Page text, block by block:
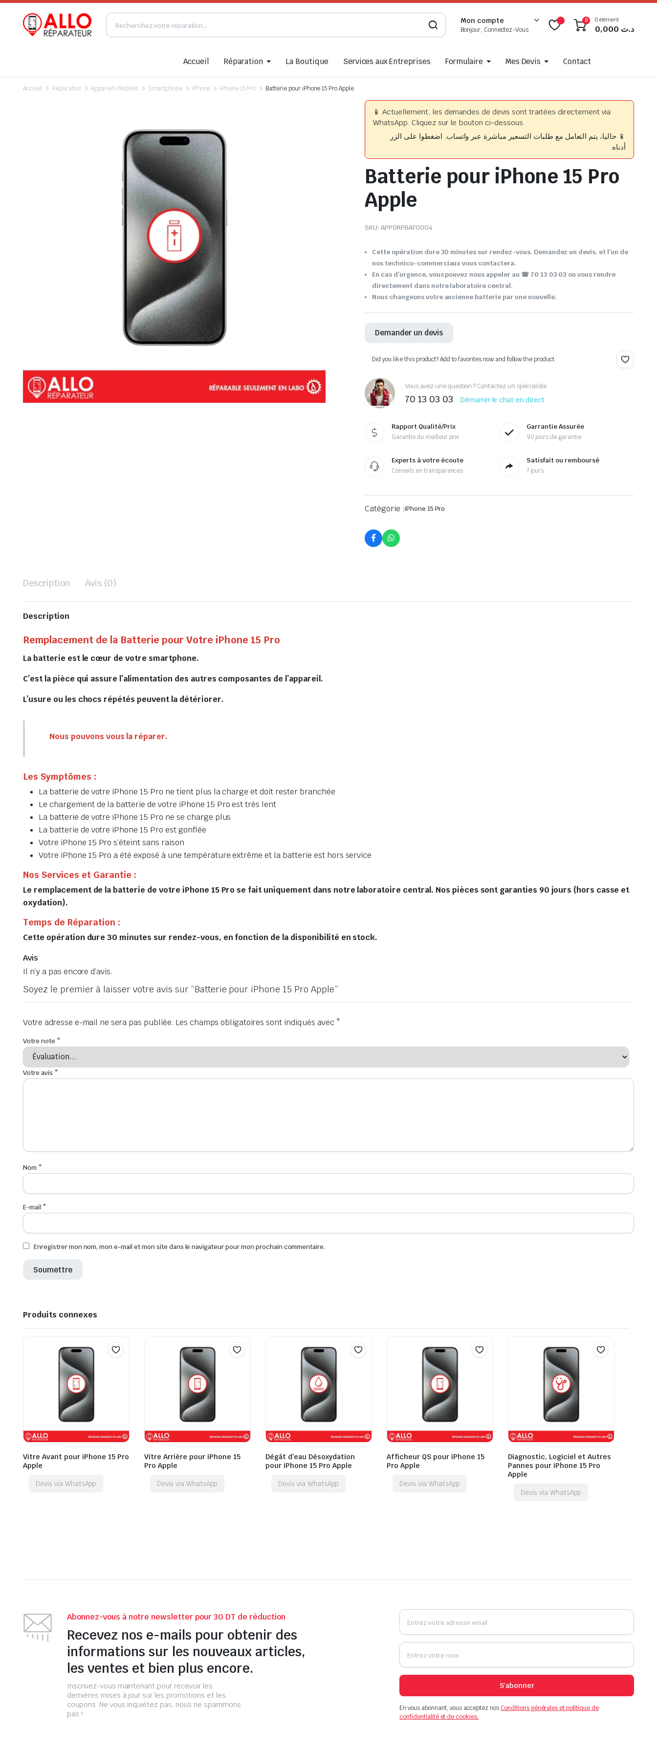
Mon compte
Bonjour, Connectez-Vous
0 0 élément
د.ت
Accueil Réparation La Boutique Services aux Entreprises Formulaire Mes Devis Contact
Accueil Réparation Appareils Mobiles Smartphone iPhone iPhone 15 Pro Batterie pour iPhone 15 Pro Apple
📱 Actuellement, les demandes de devis sont traitées directement via
WhatsApp. Cliquez sur le bouton ci-dessous.
📱 حاليا، يتم التعامل مع طلبات التسعير مباشرة عبر واتساب. اضغطوا على الزر
أدناه.
Batterie pour iPhone 15 Pro
Apple
SKU: APPORPBAT0004
Cette opération dure 30 minutes sur rendez-vous. Demandez un devis, et l’un de
nos technico-commerciaux vous contactera.
En cas d’urgence, vous pouvez nous appeler au ☎ 70 13 03 03 ou vous rendre
directement dans notre laboratoire central.
Nous changeons votre ancienne batterie par une nouvelle.
Demander un devis
Did you like this product? Add to favorites now and follow the product.
Vous avez une question ? Contactez un spécialiste
70 13 03 03 Démarrer le chat en direct
Rapport Qualité/Prix
Garantie du meilleur prix
Garrantie Assurée
90 jours de garantie
Experts à votre écoute
Conseils en transparences
Satisfait ou remboursé
7 jours
Catégorie :iPhone 15 Pro
Description Avis (0)
Description
Remplacement de la Batterie pour Votre iPhone 15 Pro
La batterie est le cœur de votre smartphone.
C’est la pièce qui assure l’alimentation des autres composantes de l’appareil.
L’usure ou les chocs répétés peuvent la détériorer.
Nous pouvons vous la réparer.
Les Symptômes :
La batterie de votre iPhone 15 Pro ne tient plus la charge et doit rester branchée
Le chargement de la batterie de votre iPhone 15 Pro est très lent
La batterie de votre iPhone 15 Pro ne se charge plus
La batterie de votre iPhone 15 Pro est gonflée
Votre iPhone 15 Pro s’éteint sans raison
Votre iPhone 15 Pro a été exposé à une température extrême et la batterie est hors service
Nos Services et Garantie :
Le remplacement de la batterie de votre iPhone 15 Pro se fait uniquement dans notre laboratoire central. Nos pièces sont garanties 90 jours (hors casse et
oxydation).
Temps de Réparation :
Cette opération dure 30 minutes sur rendez-vous, en fonction de la disponibilité en stock.
Avis
Il n’y a pas encore d’avis.
Soyez le premier à laisser votre avis sur “Batterie pour iPhone 15 Pro Apple”
Votre adresse e-mail ne sera pas publiée. Les champs obligatoires sont indiqués avec*
Votre note *
Votre avis *
Nom *
E-mail *
Enregistrer mon nom, mon e-mail et mon site dans le navigateur pour mon prochain commentaire.
Produits connexes
Vitre Avant pour iPhone 15 Pro
Apple
Devis via WhatsApp
Vitre Arrière pour iPhone 15
Pro Apple
Devis via WhatsApp
Dégât d’eau Désoxydation
pour iPhone 15 Pro Apple
Devis via WhatsApp
Afficheur QS pour iPhone 15
Pro Apple
Devis via WhatsApp
Diagnostic, Logiciel et Autres
Pannes pour iPhone 15 Pro
Apple
Devis via WhatsApp
Abonnez-vous à notre newsletter pour 30 DT de réduction
Recevez nos e-mails pour obtenir des
informations sur les nouveaux articles,
les ventes et bien plus encore.
Inscrivez-vous maintenant pour recevoir les
dernières mises à jour sur les promotions et les
coupons. Ne vous inquiétez pas, nous ne spammons
pas !
S'abonner
En vous abonnant, vous acceptez nosConditions générales et politique de
confidentialité et de cookies.